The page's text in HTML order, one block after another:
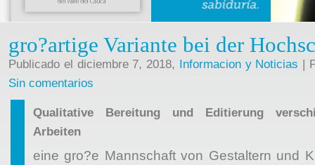
gro?artige Variante bei der
Publicado el diciembre 7, 2018, Informacion y Noticias |
Sin comentarios
Qualitative Bereitung und Editierung
Arbeiten
eine gro?e Mannschaft von Gestaltern und